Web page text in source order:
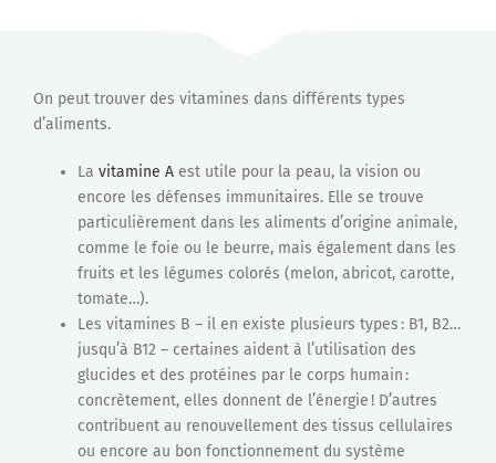
On peut trouver des vitamines dans différents types
d’aliments.
La vitamine A est utile pour la peau, la vision ou
encore les défenses immunitaires. Elle se trouve
particulièrement dans les aliments d’origine animale,
comme le foie ou le beurre, mais également dans les
fruits et les légumes colorés (melon, abricot, carotte,
tomate…).
Les vitamines B – il en existe plusieurs types : B1, B2…
jusqu’à B12 – certaines aident à l’utilisation des
glucides et des protéines par le corps humain :
concrètement, elles donnent de l’énergie ! D’autres
contribuent au renouvellement des tissus cellulaires
ou encore au bon fonctionnement du système